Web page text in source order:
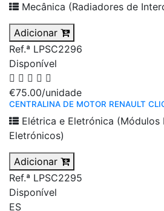
Mecânica (Radiadores de
Adicionar
Ref.ª LPSC2296
Disponível
€75.00/unidade
CENTRALINA DE MOTOR RENAULT
Elétrica e Eletrónica (Módulos
Eletrónicos)
Adicionar
Ref.ª LPSC2295
Disponível
ES